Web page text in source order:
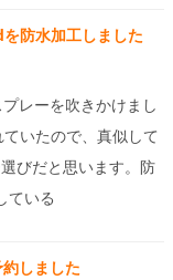
防水加工しました
レーを吹きかけまし
いたので、真似して
びだと思います。防
ている
しました